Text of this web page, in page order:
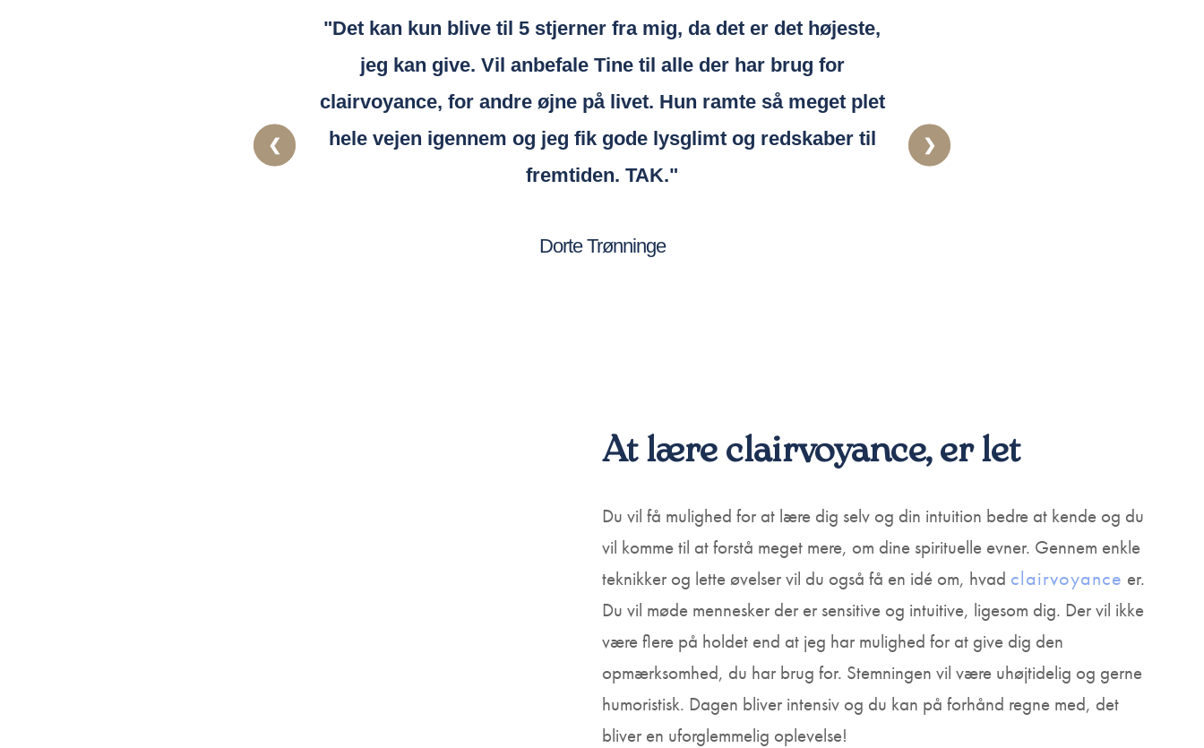
"Det kan kun blive til 5 stjerner fra mig, da det er det højeste,
jeg kan give. Vil anbefale Tine til alle der har brug for
clairvoyance, for andre øjne på livet. Hun ramte så meget plet
hele vejen igennem og jeg fik gode lysglimt og redskaber til
fremtiden. TAK."
Dorte Trønninge
❮ ❯
At lære clairvoyance, er let
Du vil få mulighed for at lære dig selv og din intuition bedre at kende og du
vil komme til at forstå meget mere, om dine spirituelle evner. Gennem enkle
teknikker og lette øvelser vil du også få en idé om, hvad clairvoyance er.
Du vil møde mennesker der er sensitive og intuitive, ligesom dig. Der vil ikke
være flere på holdet end at jeg har mulighed for at give dig den
opmærksomhed, du har brug for. Stemningen vil være uhøjtidelig og gerne
humoristisk. Dagen bliver intensiv og du kan på forhånd regne med, det
bliver en uforglemmelig oplevelse!